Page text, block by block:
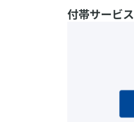
付帯サービス